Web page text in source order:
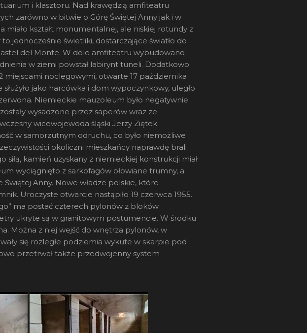
i klasztoru. Nad krawędzią amfiteatru
zarówno w bitwie o Górę Świętej Anny jak i w
miało kształt monumentalnej, ale niskiej rotundy z
jednocześnie świetliki, dostarczające światło do
del Monte. W dole amfiteatru wybudowano
w ziemi powstał labirynt tuneli. Dodatkowo
noclegowymi, otwarte 17 października
jako harcówka i dom wypoczynkowy, uległo
Niemieckie mauzoleum było negatywnie
wysadzone przez saperów wraz ze
wicewojewoda śląski Jerzy Ziętek
w samorzutnym odruchu, co było niemożliwe
okoliczni mieszkańcy naprawdę brali
kamień uzyskany z niemieckiej konstrukcji miał
wyciągnięto z sarkofagów ołowiane trumny, a
Anny. Nowe władze polskie, które
Uroczyste otwarcie nastąpiło 19 czerwca 1955.
ma postać czterech pylonów z bloków
ukryte są w granitowym postumencie. W środku
Można z niej wejść do wnętrza pylonów, w
się rozległe podziemia wykute w skarpie pod
przetrwał także przedwojenny system